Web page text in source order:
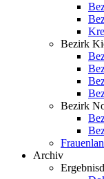
Bezirk
Bezirk
Archiv